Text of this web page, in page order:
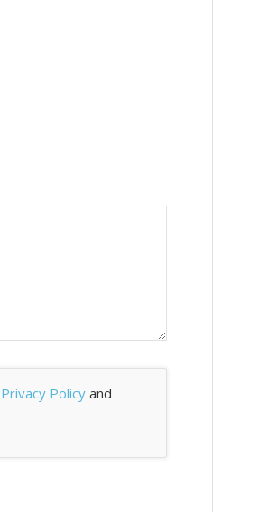
Privacy Policy and